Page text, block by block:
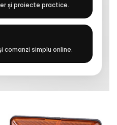
și proiecte practice.
simplu online.